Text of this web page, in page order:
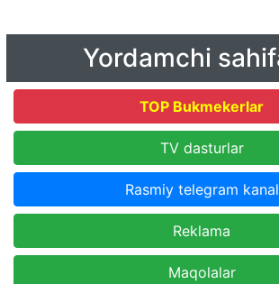
Yordamchi
TOP Bukmekerlar
TV dasturlar
Rasmiy telegram kanal
Reklama
Maqolalar